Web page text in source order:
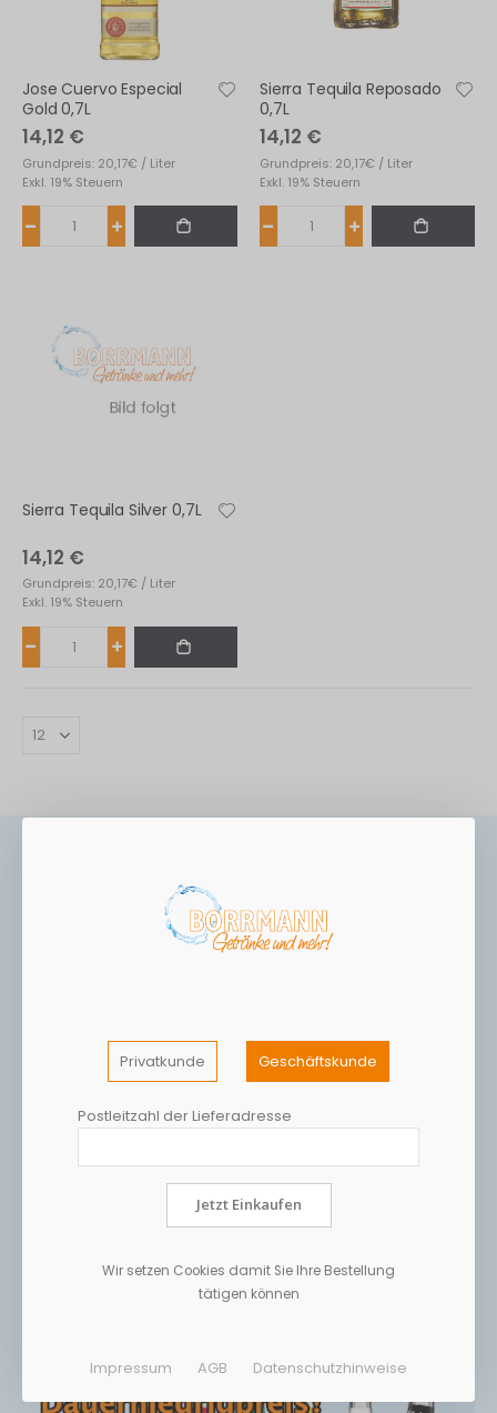
Jose Cuervo Especial
Gold 0,7L
14,12 €
Grundpreis: 20,17€ / Liter
Exkl. 19% Steuern
Sierra Tequila Reposado
0,7L
14,12 €
Grundpreis: 20,17€ / Liter
Exkl. 19% Steuern
Sierra Tequila Silver 0,7L
14,12 €
Grundpreis: 20,17€ / Liter
Exkl. 19% Steuern
Privatkunde Geschäftskunde
Postleitzahl der Lieferadresse
Jetzt Einkaufen
Wir setzen Cookies damit Sie Ihre Bestellung
tätigen können
Impressum AGB Datenschutzhinweise